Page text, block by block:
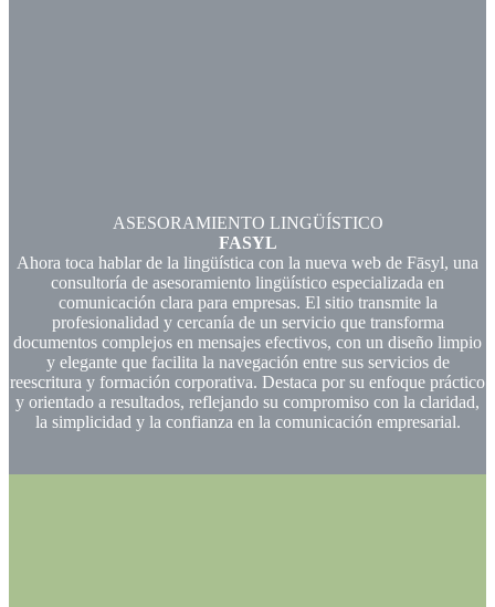
ASESORAMIENTO LINGÜÍSTICO
FASYL
Ahora toca hablar de la lingüística con la nueva web de Fāsyl, una
consultoría de asesoramiento lingüístico especializada en
comunicación clara para empresas. El sitio transmite la
profesionalidad y cercanía de un servicio que transforma
documentos complejos en mensajes efectivos, con un diseño limpio
y elegante que facilita la navegación entre sus servicios de
reescritura y formación corporativa. Destaca por su enfoque práctico
y orientado a resultados, reflejando su compromiso con la claridad,
la simplicidad y la confianza en la comunicación empresarial.